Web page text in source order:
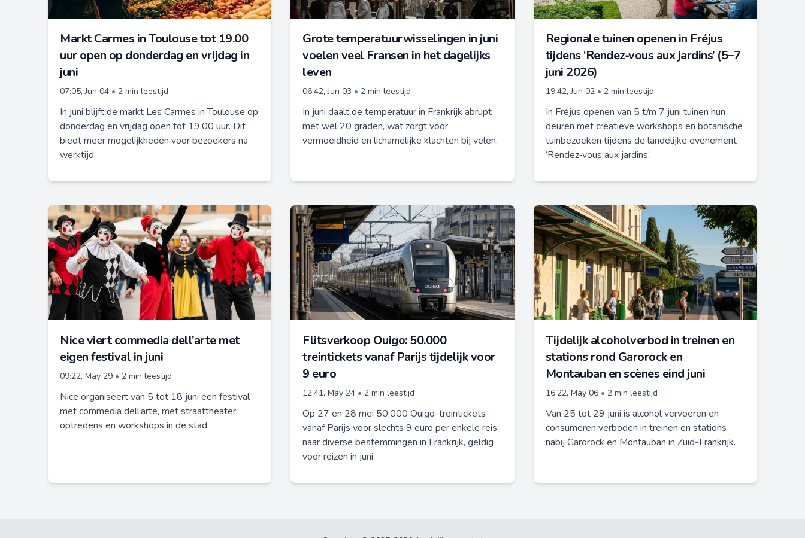
Markt Carmes in Toulouse tot 19.00
uur open op donderdag en vrijdag in
juni
07:05, Jun 04 • 2 min leestijd
In juni blijft de markt Les Carmes in Toulouse op
donderdag en vrijdag open tot 19.00 uur. Dit
biedt meer mogelijkheden voor bezoekers na
werktijd.
Grote temperatuurwisselingen in juni
voelen veel Fransen in het dagelijks
leven
06:42, Jun 03 • 2 min leestijd
In juni daalt de temperatuur in Frankrijk abrupt
met wel 20 graden, wat zorgt voor
vermoeidheid en lichamelijke klachten bij velen.
Regionale tuinen openen in Fréjus
tijdens ‘Rendez‑vous aux jardins’ (5–7
juni 2026)
19:42, Jun 02 • 2 min leestijd
In Fréjus openen van 5 t/m 7 juni tuinen hun
deuren met creatieve workshops en botanische
tuinbezoeken tijdens de landelijke evenement
‘Rendez‑vous aux jardins’.
Nice viert commedia dell’arte met
eigen festival in juni
09:22, May 29 • 2 min leestijd
Nice organiseert van 5 tot 18 juni een festival
met commedia dell’arte, met straattheater,
optredens en workshops in de stad.
Flitsverkoop Ouigo: 50.000
treintickets vanaf Parijs tijdelijk voor
9 euro
12:41, May 24 • 2 min leestijd
Op 27 en 28 mei 50.000 Ouigo-treintickets
vanaf Parijs voor slechts 9 euro per enkele reis
naar diverse bestemmingen in Frankrijk, geldig
voor reizen in juni.
Tijdelijk alcoholverbod in treinen en
stations rond Garorock en
Montauban en scènes eind juni
16:22, May 06 • 2 min leestijd
Van 25 tot 29 juni is alcohol vervoeren en
consumeren verboden in treinen en stations
nabij Garorock en Montauban in Zuid-Frankrijk.